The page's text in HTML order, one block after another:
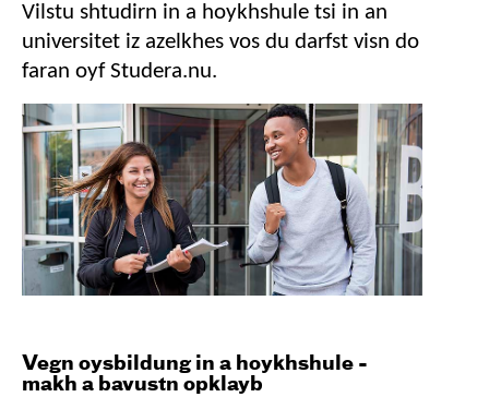
Vilstu shtudirn in a hoykhshule tsi in an
universitet iz azelkhes vos du darfst visn do
faran oyf Studera.nu.
Vegn oysbildung in a hoykhshule -
makh a bavustn opklayb